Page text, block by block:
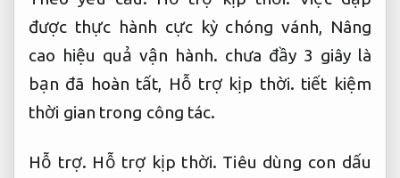
được thực hành cực kỳ chóng vánh, Nâng
cao hiệu quả vận hành. chưa đầy 3 giây là
bạn đã hoàn tất, Hỗ trợ kịp thời. tiết kiệm
thời gian trong công tác.
Hỗ trợ. Hỗ trợ kịp thời. Tiêu dùng con dấu